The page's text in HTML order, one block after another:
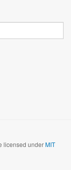
licensed underMIT